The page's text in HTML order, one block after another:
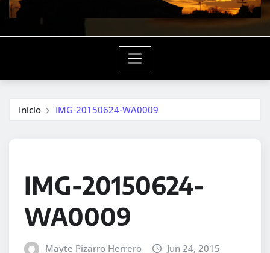
Inicio IMG-20150624-WA0009
IMG-20150624-
WA0009
Mayte Pizarro Herrero Jun 24, 2015